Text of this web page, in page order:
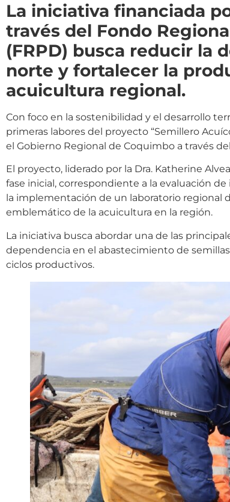
La iniciativa financiada
través del Fondo
(FRPD) busca reducir la
norte y fortalecer la
acuicultura regional.
Con foco en la sostenibilidad y el desarrollo
primeras labores del proyecto “Semillero
el Gobierno Regional de Coquimbo a través
El proyecto, liderado por la Dra. Katherine
fase inicial, correspondiente a la evaluación
la implementación de un laboratorio regional
emblemático de la acuicultura en la región.
La iniciativa busca abordar una de las
dependencia en el abastecimiento de
ciclos productivos.